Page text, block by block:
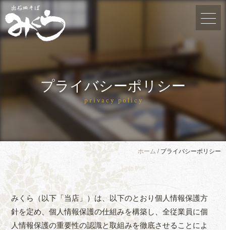
プライバシーポリシー
privacy policy
ホーム / プライバシーポリシー
みくら（以下「当店」）は、以下のとおり個人情報保護方
針を定め、個人情報保護の仕組みを構築し、全従業員に個
人情報保護の重要性の認識と取組みを徹底させることによ